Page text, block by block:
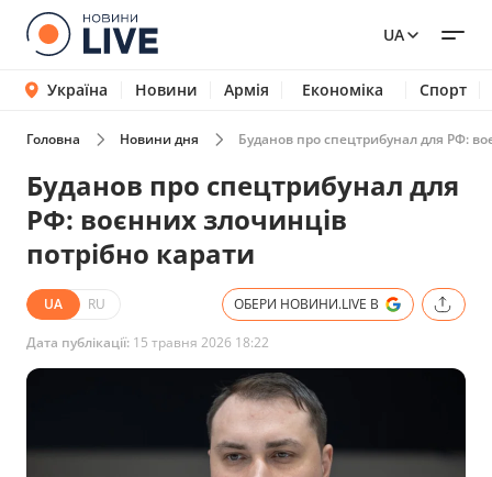
UA
Україна Новини Армія Економіка Спорт
Головна Новини дня Буданов про спецтрибунал для РФ:
Буданов про спецтрибунал для
РФ: воєнних злочинців
потрібно карати
UA RU ОБЕРИ НОВИНИ.LIVE В
Дата публікації: 15 травня 2026 18:22